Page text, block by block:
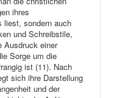
ihres
liest, sondern auch
und Schreibstile,
Ausdruck einer
Sorge um die
ist (11). Nach
sich ihre Darstellung
und der